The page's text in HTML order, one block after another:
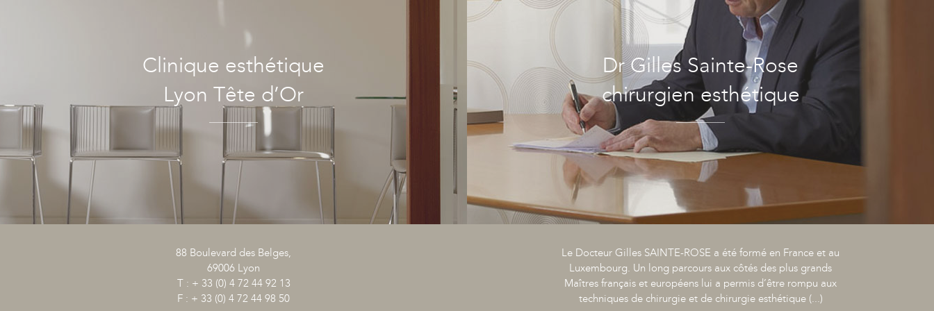
Clinique esthétique
Lyon Tête d’Or
88 Boulevard des Belges,
69006 Lyon
T : + 33 (0) 4 72 44 92 13
F : + 33 (0) 4 72 44 98 50
Dr Gilles Sainte-Rose
chirurgien esthétique
Le Docteur Gilles SAINTE-ROSE a été formé en France et au
Luxembourg. Un long parcours aux côtés des plus grands
Maîtres français et européens lui a permis d’être rompu aux
techniques de chirurgie et de chirurgie esthétique (...)